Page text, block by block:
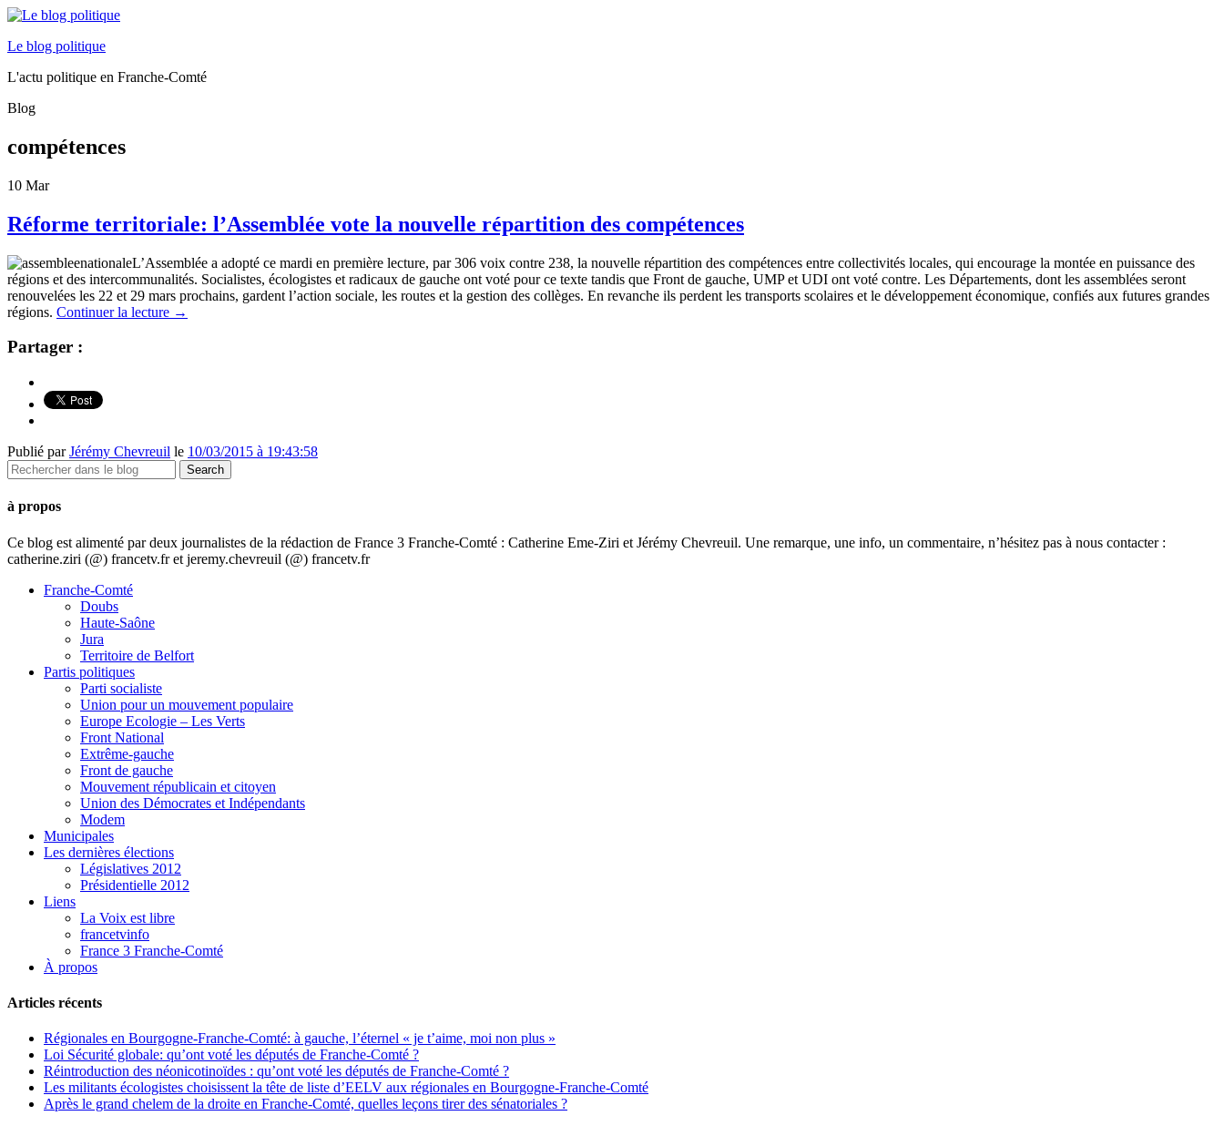
Le blog politique
L'actu politique en Franche-Comté
Blog
compétences
10 Mar
Réforme territoriale: l’Assemblée vote la nouvelle répartition des compétences
L’Assemblée a adopté ce mardi en première lecture, par 306 voix contre 238, la nouvelle répartition des compétences entre collectivités locales, qui encourage la montée en puissance des
régions et des intercommunalités. Socialistes, écologistes et radicaux de gauche ont voté pour ce texte tandis que Front de gauche, UMP et UDI ont voté contre. Les Départements, dont les assemblées seront
renouvelées les 22 et 29 mars prochains, gardent l’action sociale, les routes et la gestion des collèges. En revanche ils perdent les transports scolaires et le développement économique, confiés aux futures grandes
régions. Continuer la lecture →
Partager :
Publié parJérémy Chevreuil le 10/03/2015 à 19:43:58
à propos
Ce blog est alimenté par deux journalistes de la rédaction de France 3 Franche-Comté : Catherine Eme-Ziri et Jérémy Chevreuil. Une remarque, une info, un commentaire, n’hésitez pas à nous contacter :
catherine.ziri (@) francetv.fr et jeremy.chevreuil (@) francetv.fr
Franche-Comté
Doubs
Haute-Saône
Jura
Territoire de Belfort
Partis politiques
Parti socialiste
Union pour un mouvement populaire
Europe Ecologie – Les Verts
Front National
Extrême-gauche
Front de gauche
Mouvement républicain et citoyen
Union des Démocrates et Indépendants
Modem
Municipales
Les dernières élections
Législatives 2012
Présidentielle 2012
Liens
La Voix est libre
francetvinfo
France 3 Franche-Comté
À propos
Articles récents
Régionales en Bourgogne-Franche-Comté: à gauche, l’éternel « je t’aime, moi non plus »
Loi Sécurité globale: qu’ont voté les députés de Franche-Comté ?
Réintroduction des néonicotinoïdes : qu’ont voté les députés de Franche-Comté ?
Les militants écologistes choisissent la tête de liste d’EELV aux régionales en Bourgogne-Franche-Comté
Après le grand chelem de la droite en Franche-Comté, quelles leçons tirer des sénatoriales ?